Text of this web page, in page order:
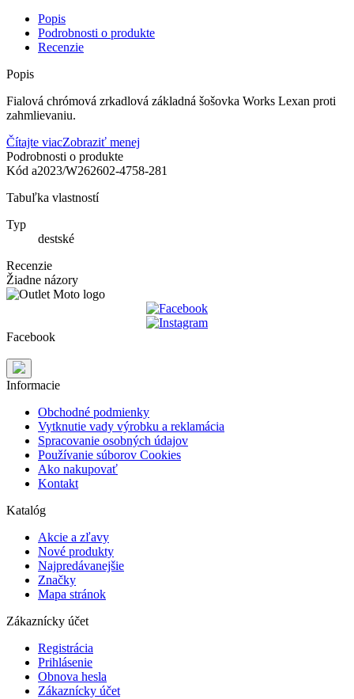
Popis
Podrobnosti o produkte
Recenzie
Popis
Fialová chrómová zrkadlová základná šošovka Works Lexan proti
zahmlievaniu.
Čítajte viacZobraziť menej
Podrobnosti o produkte
Kód a2023/W262602-4758-281
Tabuľka vlastností
Typ
destské
Recenzie
Žiadne názory
Facebook
Informacie
Obchodné podmienky
Vytknutie vady výrobku a reklamácia
Spracovanie osobných údajov
Používanie súborov Cookies
Ako nakupovať
Kontakt
Katalóg
Akcie a zľavy
Nové produkty
Najpredávanejšie
Značky
Mapa stránok
Zákaznícky účet
Registrácia
Prihlásenie
Obnova hesla
Zákaznícky účet